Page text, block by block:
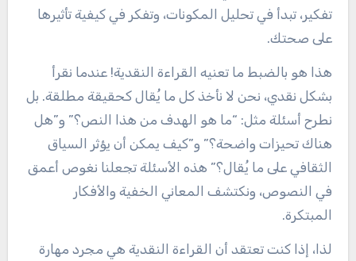
تفكير، تبدأ في تحليل المكونات، وتفكر في كيفية تأثيرها
على صحتك.
هذا هو بالضبط ما تعنيه القراءة النقدية! عندما نقرأ
بشكل نقدي، نحن لا نأخذ كل ما يُقال كحقيقة مطلقة. بل
نطرح أسئلة مثل: “ما هو الهدف من هذا النص؟” و”هل
هناك تحيزات واضحة؟” و”كيف يمكن أن يؤثر السياق
الثقافي على ما يُقال؟” هذه الأسئلة تجعلنا نغوص أعمق
في النصوص، ونكتشف المعاني الخفية والأفكار
المبتكرة.
لذا، إذا كنت تعتقد أن القراءة النقدية هي مجرد مهارة